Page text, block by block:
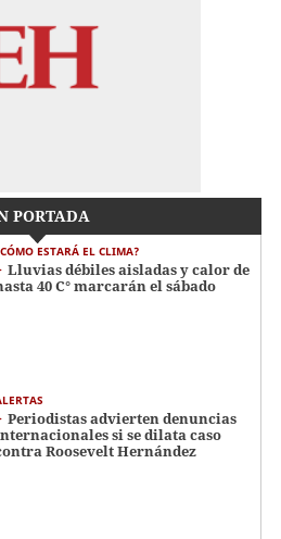
PORTADA
ESTARÁ EL CLIMA?
Lluvias débiles aisladas y calor de
40 C° marcarán el sábado
Periodistas advierten denuncias
si se dilata caso
Roosevelt Hernández